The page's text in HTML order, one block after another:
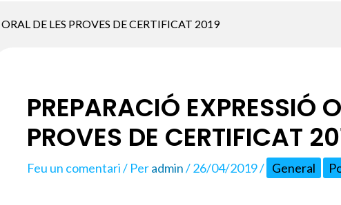
DE LES PROVES DE CERTIFICAT 2019
PREPARACIÓ EXPRESSIÓ
PROVES DE CERTIFICAT
Feu un comentari/ Peradmin/26/04/2019/ General